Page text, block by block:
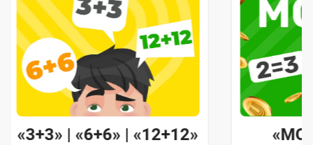
«3+3» | «6+6» | «12+12»